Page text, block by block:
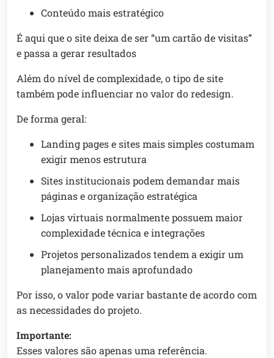
Conteúdo mais estratégico
É aqui que o site deixa de ser “um cartão de visitas”
e passa a gerar resultados
Além do nível de complexidade, o tipo de site
também pode influenciar no valor do redesign.
De forma geral:
Landing pages e sites mais simples costumam
exigir menos estrutura
Sites institucionais podem demandar mais
páginas e organização estratégica
Lojas virtuais normalmente possuem maior
complexidade técnica e integrações
Projetos personalizados tendem a exigir um
planejamento mais aprofundado
Por isso, o valor pode variar bastante de acordo com
as necessidades do projeto.
Importante:
Esses valores são apenas uma referência.